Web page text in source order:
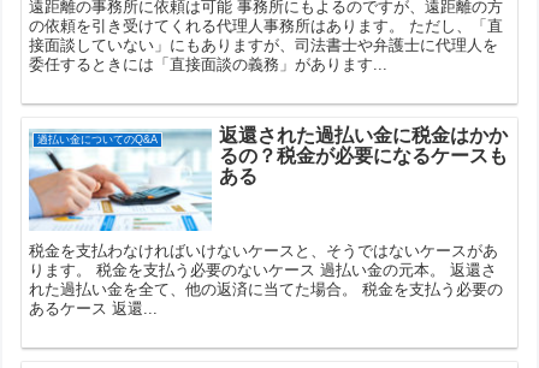
遠距離の事務所に依頼は可能 事務所にもよるのですが、遠距離の方
の依頼を引き受けてくれる代理人事務所はあります。 ただし、「直
接面談していない」にもありますが、司法書士や弁護士に代理人を
委任するときには「直接面談の義務」があります...
過払い金についてのQ&A
返還された過払い金に税金はかか
るの？税金が必要になるケースも
ある
税金を支払わなければいけないケースと、そうではないケースがあ
ります。 税金を支払う必要のないケース 過払い金の元本。 返還さ
れた過払い金を全て、他の返済に当てた場合。 税金を支払う必要の
あるケース 返還...